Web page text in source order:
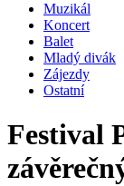
Muzikál
Koncert
Balet
Mladý divák
Zájezdy
Ostatní
Festival